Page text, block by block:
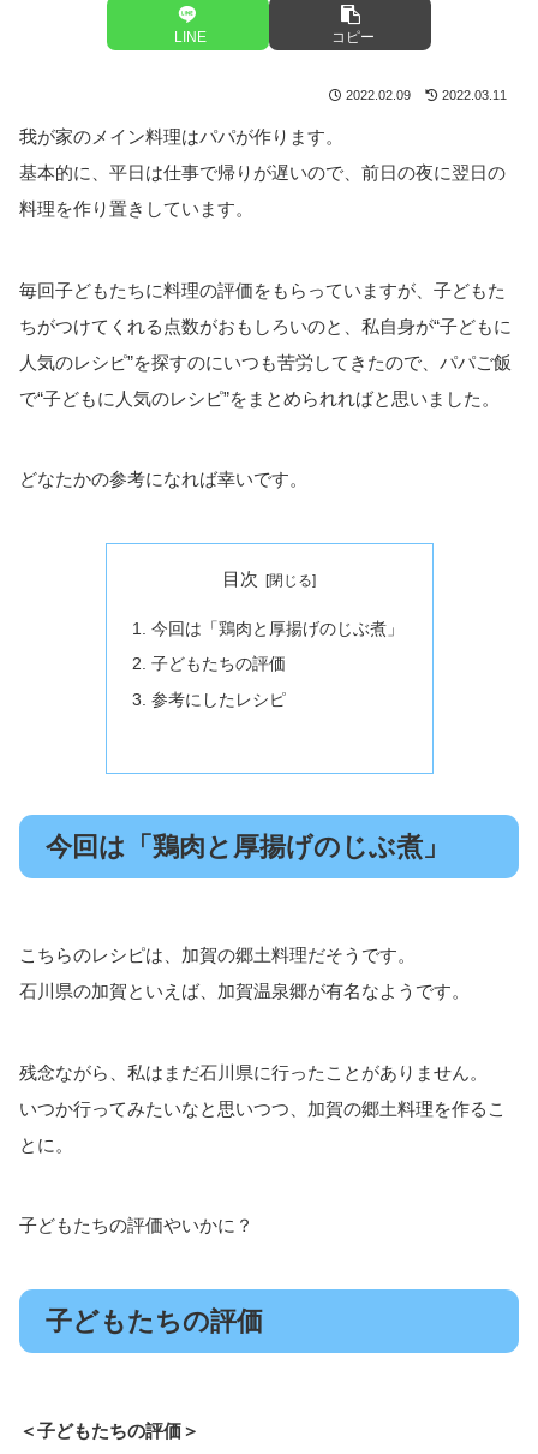
LINE コピー
2022.02.09 2022.03.11
我が家のメイン料理はパパが作ります。
基本的に、平日は仕事で帰りが遅いので、前日の夜に翌日の
料理を作り置きしています。
毎回子どもたちに料理の評価をもらっていますが、子どもた
ちがつけてくれる点数がおもしろいのと、私自身が“子どもに
人気のレシピ”を探すのにいつも苦労してきたので、パパご飯
で“子どもに人気のレシピ”をまとめられればと思いました。
どなたかの参考になれば幸いです。
目次
今回は「鶏肉と厚揚げのじぶ煮」
子どもたちの評価
参考にしたレシピ
今回は「鶏肉と厚揚げのじぶ煮」
こちらのレシピは、加賀の郷土料理だそうです。
石川県の加賀といえば、加賀温泉郷が有名なようです。
残念ながら、私はまだ石川県に行ったことがありません。
いつか行ってみたいなと思いつつ、加賀の郷土料理を作るこ
とに。
子どもたちの評価やいかに？
子どもたちの評価
＜子どもたちの評価＞